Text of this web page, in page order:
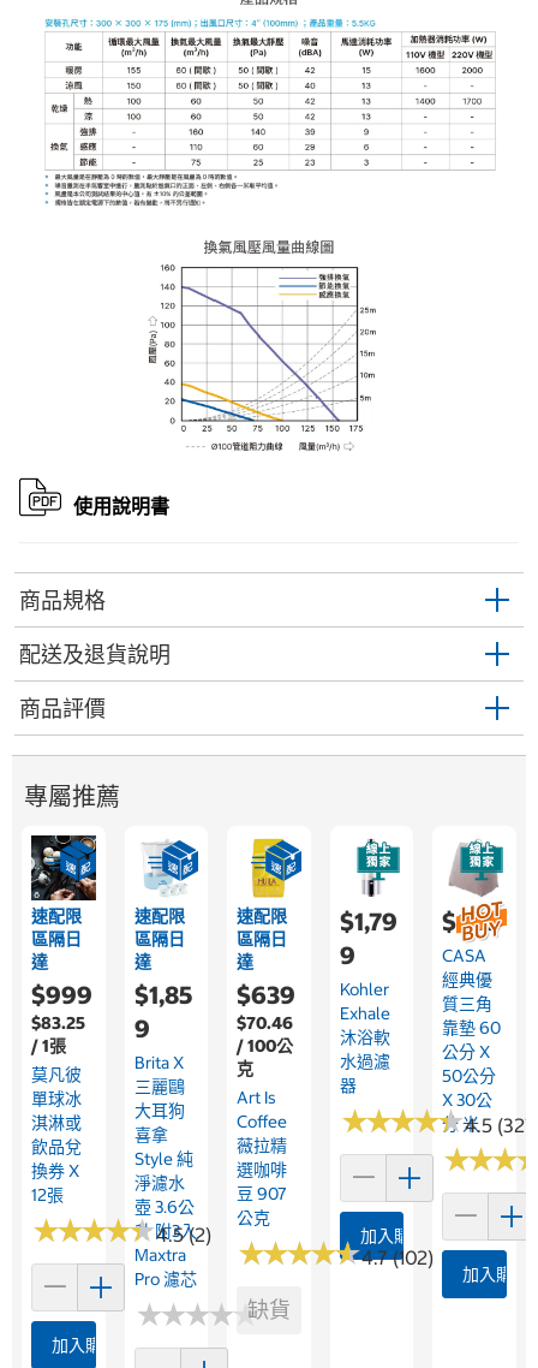
使用說明書
商品規格
配送及退貨說明
商品評價
專屬推薦
速配限
區隔日
達
$999
$83.25
/ 1張
莫凡彼
單球冰
淇淋或
飲品兌
換券 X
12張
★★★★★
★★★★★4.5 (2)
加入購物車
速配限
區隔日
達
$1,85
9
Brita X
三麗鷗
大耳狗
喜拿
Style 純
淨濾水
壺 3.6公
升 附3入
Maxtra
Pro 濾芯
★★★★★
★★★★★
速配限
區隔日
達
$639
$70.46
/ 100公
克
Art Is
Coffee
薇拉精
選咖啡
豆 907
公克
★★★★★
★★★★★4.7 (102)
缺貨
$1,79
9
Kohler
Exhale
沐浴軟
水過濾
器
★★★★★
★★★★★4.5
加入購物車
$639
CASA
經典優
質三角
靠墊 60
公分 X
50公分
X 30公
分 米
★★★
★★★
加入購物